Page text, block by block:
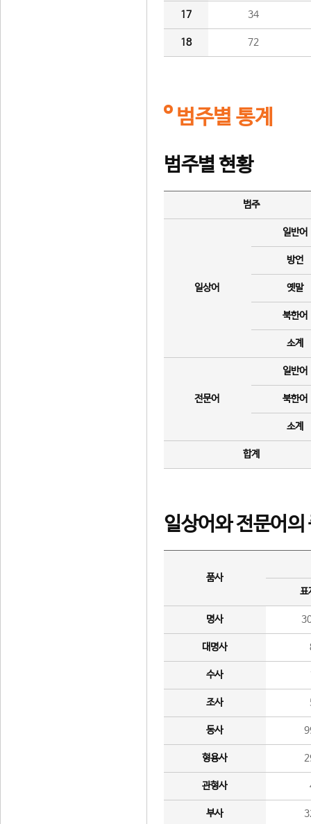
17 34
18 72
범주별 통계
범주별 현황
범주
일상어
일반어
방언
옛말
북한어
소계
전문어
일반어
북한어
소계
합계
일상어와 전문어의
품사
표
명사
대명사
수사
조사
동사
형용사
관형사
부사